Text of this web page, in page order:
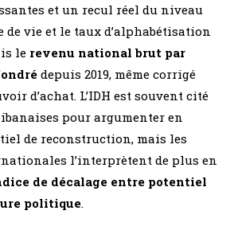
et un recul réel du niveau
de vie et le taux d’alphabétisation
le revenu national brut par
depuis 2019, même corrigé
d’achat. L’IDH est souvent cité
pour argumenter en
de reconstruction, mais les
l’interprètent de plus en
de décalage entre potentiel
politique.